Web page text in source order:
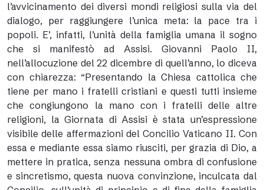
l’avvicinamento dei diversi mondi religiosi sulla via del
dialogo, per raggiungere l’unica meta: la pace tra i
popoli. E’, infatti, l’unità della famiglia umana il sogno
che si manifestò ad Assisi. Giovanni Paolo II,
nell’allocuzione del 22 dicembre di quell’anno, lo diceva
con chiarezza: “Presentando la Chiesa cattolica che
tiene per mano i fratelli cristiani e questi tutti insieme
che congiungono la mano con i fratelli delle altre
religioni, la Giornata di Assisi è stata un’espressione
visibile delle affermazioni del Concilio Vaticano II. Con
essa e mediante essa siamo riusciti, per grazia di Dio, a
mettere in pratica, senza nessuna ombra di confusione
e sincretismo, questa nuova convinzione, inculcata dal